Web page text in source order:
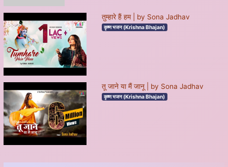
तुम्हारे हैं हम | by Sona Jadhav
कृष्ण भजन (Krishna Bhajan)
तू जाने या मैं जानू | by Sona Jadhav
कृष्ण भजन (Krishna Bhajan)